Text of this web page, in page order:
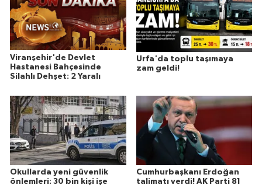
Viranşehir'de Devlet
Hastanesi Bahçesinde
Silahlı Dehşet: 2 Yaralı
Urfa'da toplu taşımaya
zam geldi!
Okullarda yeni güvenlik
önlemleri: 30 bin kişi işe
Cumhurbaşkanı Erdoğan
talimatı verdi! AK Parti 81